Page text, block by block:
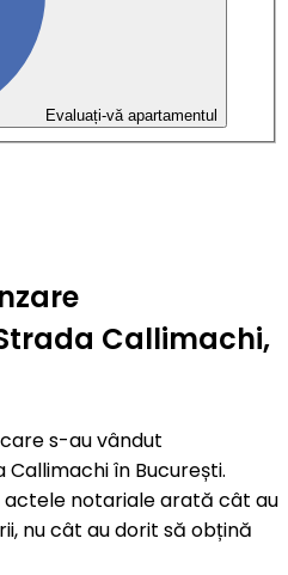
Evaluați-vă apartamentul
Callimachi,
s-au vândut
în București.
notariale arată cât au
nu cât au dorit să obțină